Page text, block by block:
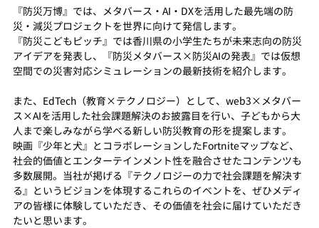
『防災万博』では、メタバース・AI・DXを活用した最先端の防
災・減災プロジェクトを世界に向けて発信します。
『防災こどもピッチ』では香川県の小学生たちが未来志向の防災
アイデアを発表し、『防災メタバース×防災AIの発表』では仮想
空間での災害対応シミュレーションの最新技術を紹介します。
また、EdTech（教育×テクノロジー）として、web3×メタバー
ス×AIを活用した社会課題解決のお披露目を行い、子どもから大
人まで楽しみながら学べる新しい防災教育の形を提案します。
映画『少年と犬』とコラボレーションしたFortniteマップなど、
社会的価値とエンターテインメント性を融合させたコンテンツも
多数展開。当社が掲げる『テクノロジーの力で社会課題を解決す
る』というビジョンを体現するこれらのイベントを、ぜひメディ
アの皆様に体験していただき、その価値を社会に届けていただき
たいと思います。